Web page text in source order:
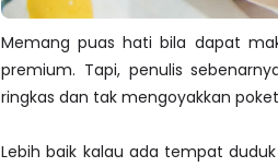
Memang puas hati bila dapat
premium. Tapi, penulis
ringkas dan tak mengoyakkan
Lebih baik kalau ada tempat